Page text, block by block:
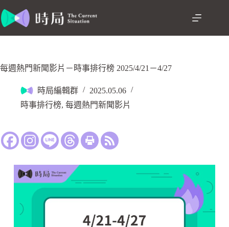
每週熱門新聞影片－時事排行榜 2025/4/21－4/27
時局編輯群
2025.05.06
時事排行榜, 每週熱門新聞影片